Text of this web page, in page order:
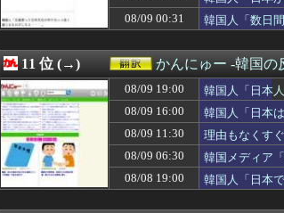
「あのラスボスの元ネタは
08/09 08:26
韓国人「親孝行の台風は本
08/09 08:00
「この子たち、親がこんな
08/09 08:00
韓国人「性接待のサッカー
08/09 07:46
【海外の反応】ドジャース
08/09 07:25
韓国人「織田信長の安土城
08/09 07:11
海外「日本の甲子園で飛び
08/09 07:10
ホルムズ海峡、イランが握
08/09 07:05
韓国人「日本の某全国チェ
08/09 07:05
ヤマルがコロンビアで熱唱
08/09 07:00
海外「相手が飛び抜けて綺
08/09 00:31
韓国人「数日
11 位 (→) かんにゅー -韓国の
08/09 19:00
韓国人「日本
08/09 16:00
韓国人「日本
08/09 11:30
理由もなくす
08/09 06:30
韓国メディア
いのを棚に上
08/08 19:00 韓国人「日本